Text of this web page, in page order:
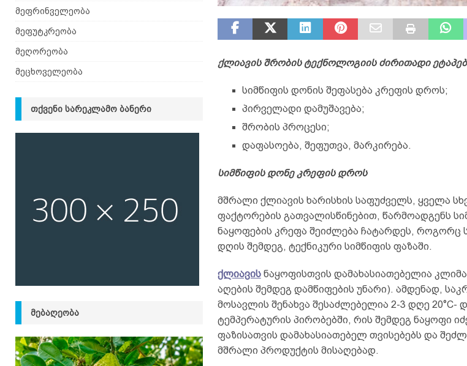
ქლიავის შრობის ტექნოლოგიის ძირითადი
სიმწიფის დონის შეფასება კრეფის დროს;
პირველადი დამუშავება;
შრობის პროცესი;
დაფასოება, შეფუთვა, მარკირება.
სიმწიფის დონე კრეფის დროს
მშრალი ქლიავის ხარისხის საფუძველს, ყველა
ფაქტორების გათვალისწინებით, წარმოადგენს
ნაყოფების კრეფა შეიძლება ჩატარდეს, როგორც
დღის შემდეგ, ტექნიკური სიმწიფის ფაზაში.
ქლიავისნაყოფისთვის დამახასიათებელია
აღების შემდეგ დამწიფების უნარი). ამდენად,
მოსავლის შენახვა შესაძლებელია 2-3 დღე 20°C-
ტემპერატურის პირობებში, რის შემდეგ ნაყოფი
ფაზისათვის დამახასიათებელ თვისებებს და
მშრალი პროდუქტის მისაღებად.
მეფრინველეობა
მეფუტკრეობა
მეღორეობა
მეცხოველეობა
ᲗᲥᲕᲔᲜᲘ ᲡᲐᲠᲔᲙᲚᲐᲛᲝ ᲑᲐᲜᲔᲠᲘ
ᲛᲔᲑᲐᲦᲔᲝᲑᲐ